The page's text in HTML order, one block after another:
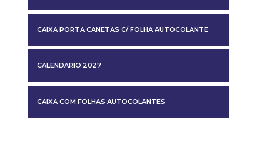
CAIXA PORTA CANETAS C/ FOLHA AUTOCOLANTE
CALENDARIO 2027
CAIXA COM FOLHAS AUTOCOLANTES